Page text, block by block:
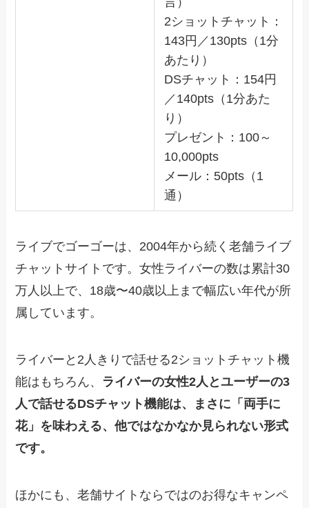
2ショットチャット：
143円／130pts（1分
あたり）
DSチャット：154円
／140pts（1分あた
り）
プレゼント：100～
10,000pts
メール：50pts（1
通）
ライブでゴーゴーは、2004年から続く老舗ライブ
チャットサイトです。女性ライバーの数は累計30
万人以上で、18歳〜40歳以上まで幅広い年代が所
属しています。
ライバーと2人きりで話せる2ショットチャット機
能はもちろん、 ライバーの女性2人とユーザーの3
人で話せるDSチャット機能は、まさに「両手に
花」を味わえる、他ではなかなか見られない形式
です。
ほかにも、老舗サイトならではのお得なキャンペ